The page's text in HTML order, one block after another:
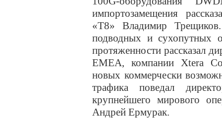
импортозамещения
«Т8» Владимир
подводных и сухопутных
протяженности рассказал
EMEA, компании Xtera
новых коммерчески
трафика поведал
крупнейшего мирового
Андрей Ермурак.